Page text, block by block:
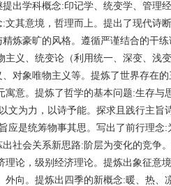
出学科概念:印记学、统变学、管理
其意境，哲理而上。提出了现代诗
炼豪旷的风格。遵循严谨结合的干
义、统变论（利用统一、深变、浅
对象唯物主义等。提炼了世界存在
意。提炼了哲学的基本问题:生存与
文为力，以诗予能。探求且践行主旨
是统筹物事其思。写出了前行理念:
社会关系新思路:阶层为变化的竞争
论，级别经济理论。提炼出象征意
向。提炼出四季的新概念:暖、热、